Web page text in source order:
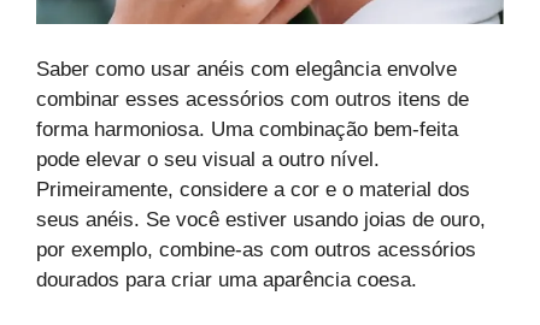
Saber como usar anéis com elegância envolve
combinar esses acessórios com outros itens de
forma harmoniosa. Uma combinação bem-feita
pode elevar o seu visual a outro nível.
Primeiramente, considere a cor e o material dos
seus anéis. Se você estiver usando joias de ouro,
por exemplo, combine-as com outros acessórios
dourados para criar uma aparência coesa.